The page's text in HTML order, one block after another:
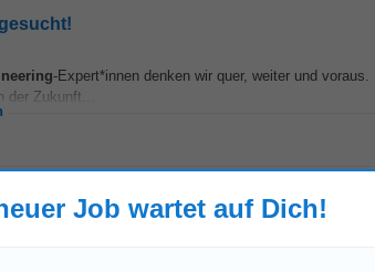
-Expert*innen denken wir quer, weiter und voraus.
Zukunft...
Job wartet auf Dich!